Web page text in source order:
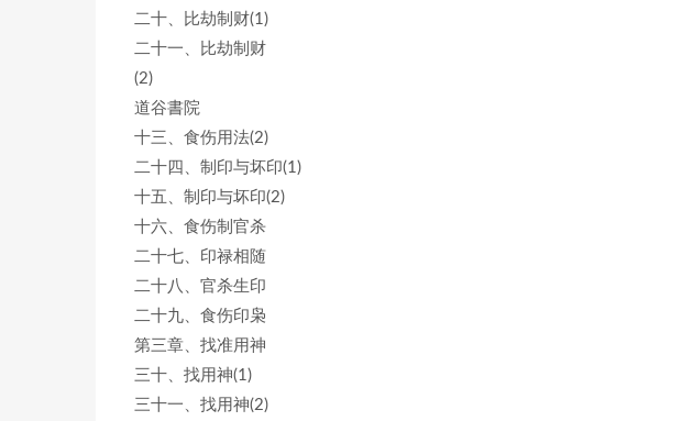
二十、比劫制财(1)
二十一、比劫制财
(2)
道谷書院
十三、食伤用法(2)
二十四、制印与坏印(1)
十五、制印与坏印(2)
十六、食伤制官杀
二十七、印禄相随
二十八、官杀生印
二十九、食伤印枭
第三章、找准用神
三十、找用神(1)
三十一、找用神(2)